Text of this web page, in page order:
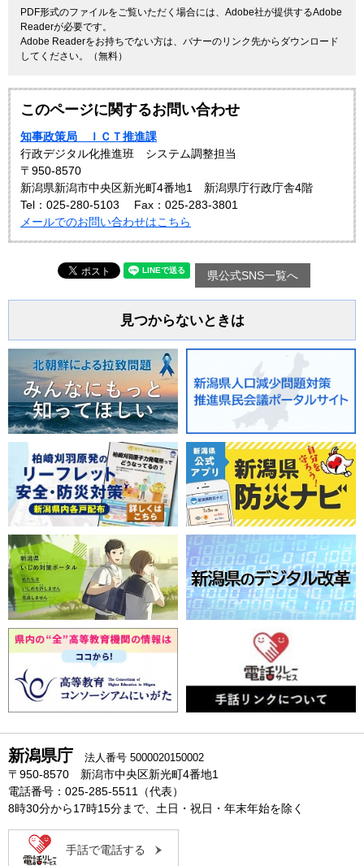
PDF形式のファイルをご覧いただく場合には、Adobe社が提供するAdobe
Readerが必要です。
Adobe Readerをお持ちでない方は、バナーのリンク先からダウンロード
してください。（無料）
このページに関するお問い合わせ
知事政策局 ＩＣＴ推進課
行政デジタル化推進班 システム調整担当
〒950-8570
新潟県新潟市中央区新光町4番地1 新潟県庁行政庁舎4階
Tel：025-280-5103
Fax：025-283-3801
メールでのお問い合わせはこちら
県公式SNS一覧へ
見つからないときは
新潟県庁 法人番号 5000020150002
〒950-8570 新潟市中央区新光町4番地1
電話番号：025-285-5511（代表）
8時30分から17時15分まで、土日・祝日・年末年始を除く
手話で電話する